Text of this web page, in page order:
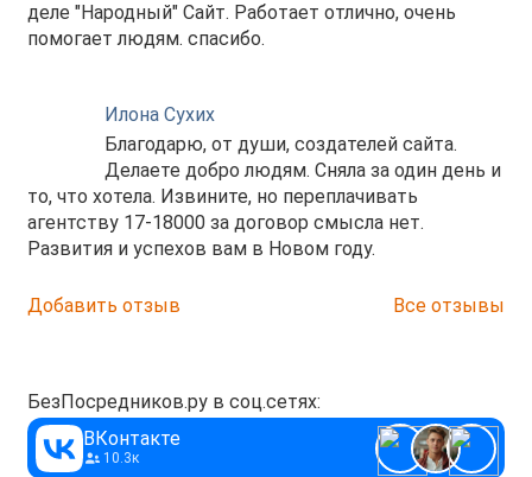
деле "Народный" Сайт. Работает отлично, очень
помогает людям. спасибо.
Илона Сухих
Благодарю, от души, создателей сайта.
Делаете добро людям. Сняла за один день и
то, что хотела. Извините, но переплачивать
агентству 17-18000 за договор смысла нет.
Развития и успехов вам в Новом году.
Добавить отзыв Все отзывы
БезПосредников.ру в соц.сетях:
ВКонтакте
10.3к